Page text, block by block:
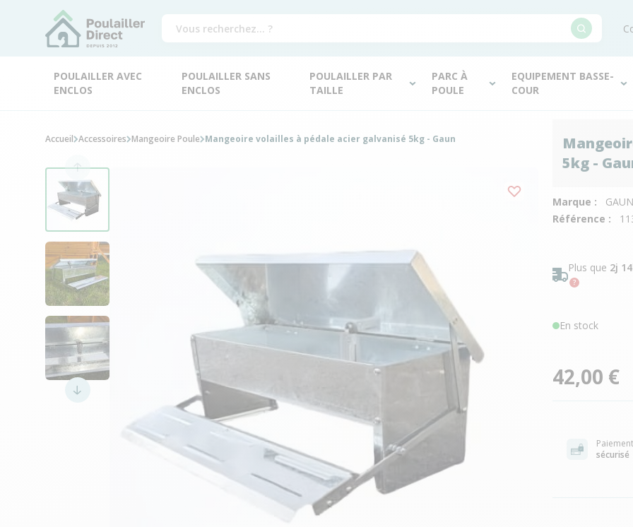
POULAILLER AVEC
ENCLOS
POULAILLER SANS
ENCLOS
POULAILLER PAR
TAILLE
PARC À
POULE
EQUIPEMENT BASSE-
COUR
5kg -
Marque :
GAUN
Référence :
Plus que 2j
En stock
42,00 €
Paiement
sécurisé
Accueil Accessoires Mangeoire Poule Mangeoire volailles à pédale acier galvanisé 5kg - Gaun